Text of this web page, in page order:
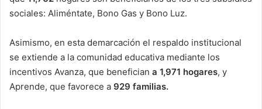
sociales: Aliméntate, Bono Gas y Bono Luz.
Asimismo, en esta demarcación el respaldo institucional
se extiende a la comunidad educativa mediante los
incentivos Avanza, que benefician a 1,971 hogares, y
Aprende, que favorece a 929 familias.